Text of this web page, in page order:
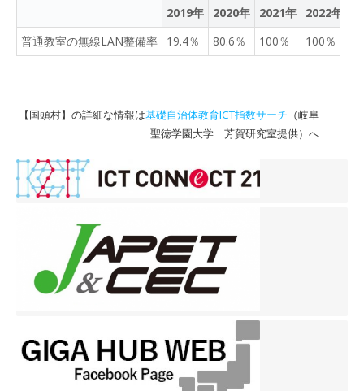
2019年 2020年 2021年 2022年
普通教室の無線LAN整備率
19.4％ 80.6％ 100％ 100％
【国頭村】の詳細な情報は基礎自治体教育ICT指数サーチ （岐阜
聖徳学園大学 芳賀研究室提供）へ